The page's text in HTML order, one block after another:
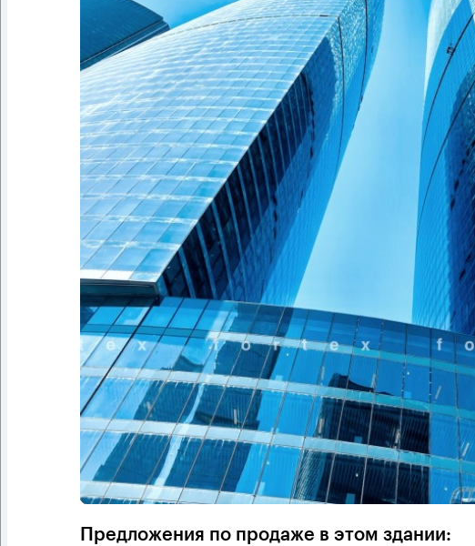
Предложения по продаже в этом здании: